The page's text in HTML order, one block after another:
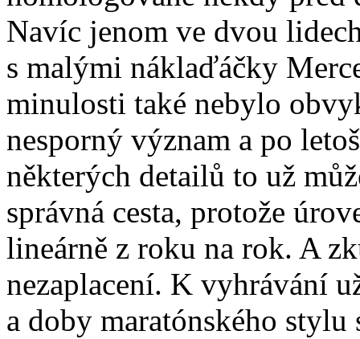
Navíc jenom ve dvou
s malými náklaďáčky
minulosti také nebylo
nesporný význam a po
některých detailů to už
správná cesta, protože
lineárně z roku na rok. A
nezaplacení. K vyhrávání
a doby maratónského